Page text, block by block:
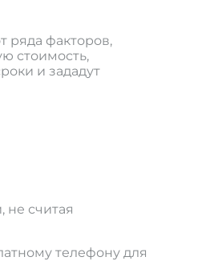
ряда факторов,
стоимость,
и зададут
не считая
телефону для